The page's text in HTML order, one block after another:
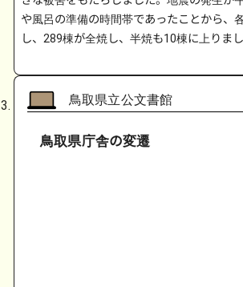
や風呂の準備の時間帯であったことから、
し、289棟が全焼し、半焼も10棟に上りまし
鳥取県立公文書館
鳥取県庁舎の変遷